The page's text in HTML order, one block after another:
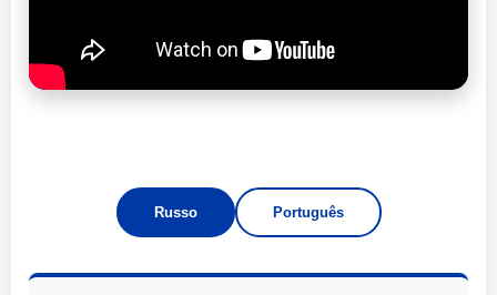
Russo Português